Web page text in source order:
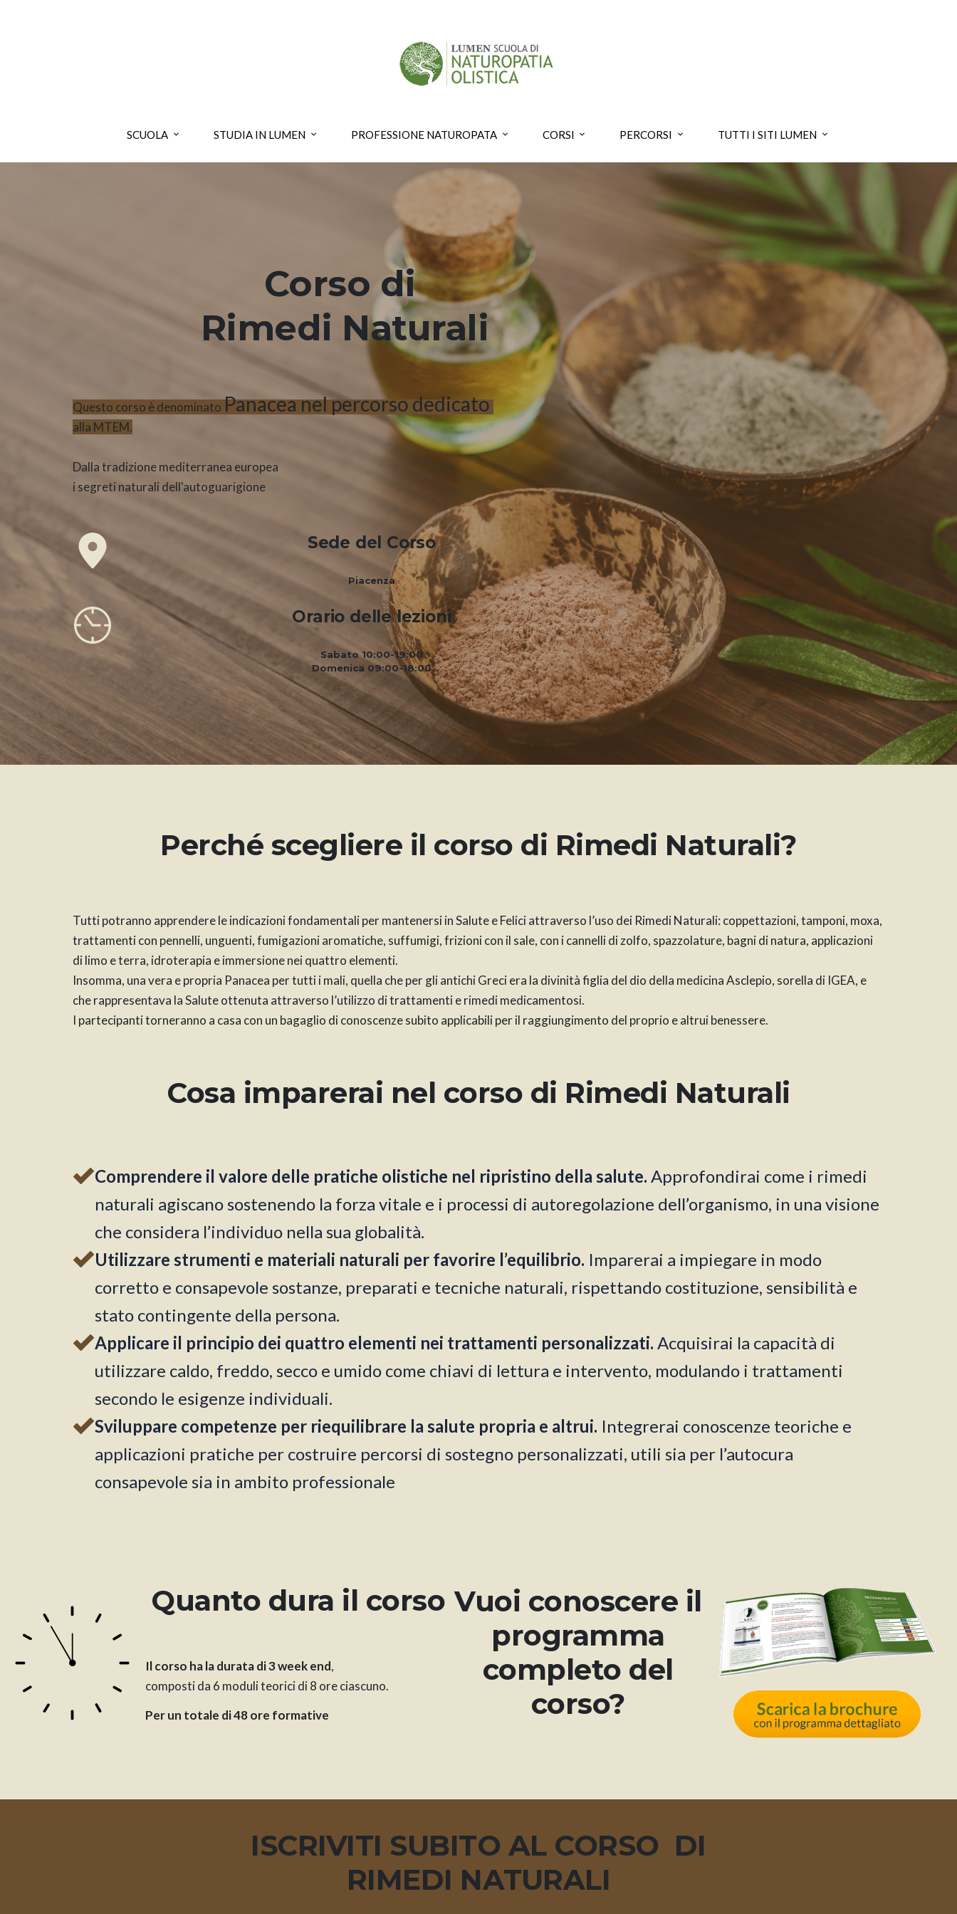
SCUOLA STUDIA IN LUMEN PROFESSIONE NATUROPATA CORSI PERCORSI TUTTI I SITI LUMEN
Corso di
Rimedi Naturali
Questo corso è denominatoPanacea nel percorso dedicato
alla MTEM.
Dalla tradizione mediterranea europea
i segreti naturali dell'autoguarigione
Sede del Corso
Piacenza
Orario delle lezioni
Sabato 10:00-19:00
Domenica 09:00-18:00
Perché scegliere il corso di Rimedi Naturali?
Tutti potranno apprendere le indicazioni fondamentali per mantenersi in Salute e Felici attraverso l’uso dei Rimedi Naturali: coppettazioni, tamponi, moxa,
trattamenti con pennelli, unguenti, fumigazioni aromatiche, suffumigi, frizioni con il sale, con i cannelli di zolfo, spazzolature, bagni di natura, applicazioni
di limo e terra, idroterapia e immersione nei quattro elementi.
Insomma, una vera e propria Panacea per tutti i mali, quella che per gli antichi Greci era la divinità figlia del dio della medicina Asclepio, sorella di IGEA, e
che rappresentava la Salute ottenuta attraverso l’utilizzo di trattamenti e rimedi medicamentosi.
I partecipanti torneranno a casa con un bagaglio di conoscenze subito applicabili per il raggiungimento del proprio e altrui benessere.
Cosa imparerai nel corso di Rimedi Naturali
Comprendere il valore delle pratiche olistiche nel ripristino della salute.Approfondirai come i rimedi
naturali agiscano sostenendo la forza vitale e i processi di autoregolazione dell’organismo, in una visione
che considera l’individuo nella sua globalità.
Utilizzare strumenti e materiali naturali per favorire l’equilibrio. Imparerai a impiegare in modo
corretto e consapevole sostanze, preparati e tecniche naturali, rispettando costituzione, sensibilità e
stato contingente della persona.
Applicare il principio dei quattro elementi nei trattamenti personalizzati.Acquisirai la capacità di
utilizzare caldo, freddo, secco e umido come chiavi di lettura e intervento, modulando i trattamenti
secondo le esigenze individuali.
Sviluppare competenze per riequilibrare la salute propria e altrui. Integrerai conoscenze teoriche e
applicazioni pratiche per costruire percorsi di sostegno personalizzati, utili sia per l’autocura
consapevole sia in ambito professionale
Quanto dura il corso
Il corso ha la durata di 3 week end,
composti da 6 moduli teorici di 8 ore ciascuno.
Per un totale di 48 ore formative
Vuoi conoscere il
programma
completo del
corso?
ISCRIVITI SUBITO AL CORSO DI
RIMEDI NATURALI